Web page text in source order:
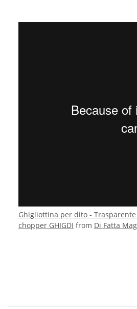
Ghigliottina per dito -
chopper GHIGDI from Di Fatta